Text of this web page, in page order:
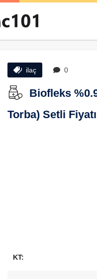
ilaç 0
Biofleks
Torba) Setli Fiyatı
KT: